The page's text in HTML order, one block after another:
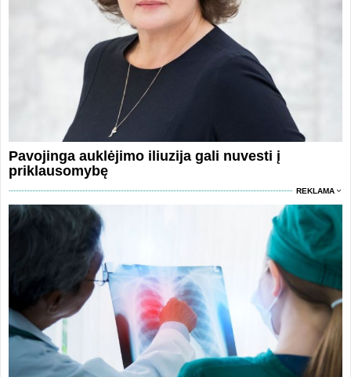
Pavojinga auklėjimo iliuzija gali nuvesti į
priklausomybę
REKLAMA